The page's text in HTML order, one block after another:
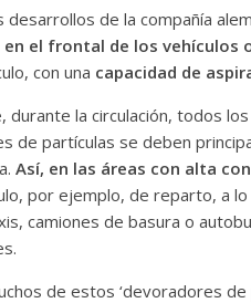
desarrollos de la compañía
en el frontal de los vehículos
con una capacidad de
durante la circulación, todos
de partículas se deben
Así, en las áreas con alta
por ejemplo, de reparto, a
camiones de basura o
de estos ‘devoradores